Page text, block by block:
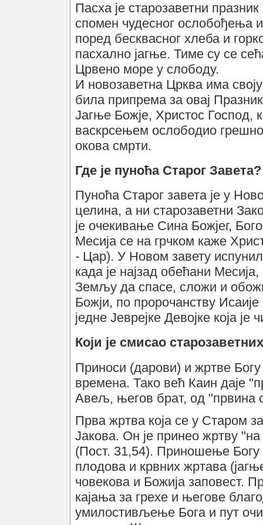
Пасха је старозаветни
спомен чудесног ослобођења
поред бесквасног хлеба и
пасхално јагње. Тиме су се
Црвено море у слободу.
И новозаветна Црква има
била припрема за овај
Јагње Божје, Христос Господ,
васкрсењем ослободио
окова смрти.
Где је пуноћа Старог Завета?
Пуноћа Старог завета је у
целина, а ни старозаветни
је очекивање Сина Божјег,
Месија се на грчком каже
- Цар). У Новом завету
када је најзад обећани
Земљу да спасе, сложи и
Божји, по пророчанству
једне Јеврејке Девојке која је
Који је смисао
Приноси (дарови) и жртве Богу
времена. Тако већ Каин даје
Авељ, његов брат, од "првина
Прва жртва која се у Старом
Јакова. Он је принео жртву
(Пост. 31,54). Приношење
плодова и крвних жртава
човекова и Божија заповест.
кајања за грехе и његове
умилостивљење Бога и пут